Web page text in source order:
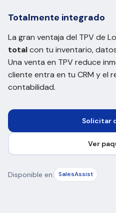
Totalmente integrado
La gran ventaja del TPV de
totalcon tu inventario,
Una venta en TPV reduce
cliente entra en tu CRM y el
contabilidad.
Solicitar
Ver
Disponible en: SalesAssist